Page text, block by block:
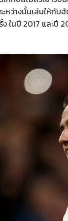
ะหว่างนั้นเล่นให้
ง ในปี 2017 และปี